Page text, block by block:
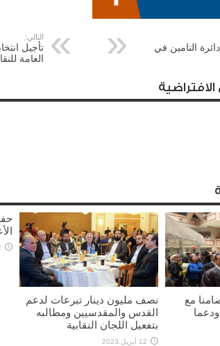
التامين في
التالي:
تأجيل
العامة
مع
نصف مليون دينار تبرعات لدعم
القدس والمقدسيين ومطالبه
بتفعيل اللجان النقابية
12 أبريل,2023